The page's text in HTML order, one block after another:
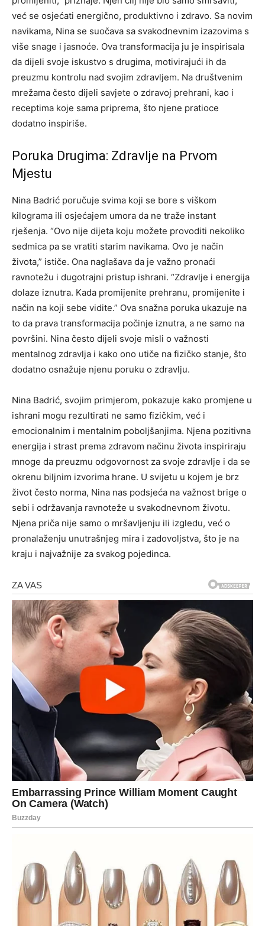
već se osjećati energično, produktivno i zdravo. Sa novim
navikama, Nina se suočava sa svakodnevnim izazovima s
više snage i jasnoće. Ova transformacija ju je inspirisala
da dijeli svoje iskustvo s drugima, motivirajući ih da
preuzmu kontrolu nad svojim zdravljem. Na društvenim
mrežama često dijeli savjete o zdravoj prehrani, kao i
receptima koje sama priprema, što njene pratioce
dodatno inspiriše.
Poruka Drugima: Zdravlje na Prvom
Mjestu
Nina Badrić poručuje svima koji se bore s viškom
kilograma ili osjećajem umora da ne traže instant
rješenja. “Ovo nije dijeta koju možete provoditi nekoliko
sedmica pa se vratiti starim navikama. Ovo je način
života,” ističe. Ona naglašava da je važno pronaći
ravnotežu i dugotrajni pristup ishrani. “Zdravlje i energija
dolaze iznutra. Kada promijenite prehranu, promijenite i
način na koji sebe vidite.” Ova snažna poruka ukazuje na
to da prava transformacija počinje iznutra, a ne samo na
površini. Nina često dijeli svoje misli o važnosti
mentalnog zdravlja i kako ono utiče na fizičko stanje, što
dodatno osnažuje njenu poruku o zdravlju.
Nina Badrić, svojim primjerom, pokazuje kako promjene u
ishrani mogu rezultirati ne samo fizičkim, već i
emocionalnim i mentalnim poboljšanjima. Njena pozitivna
energija i strast prema zdravom načinu života inspiriraju
mnoge da preuzmu odgovornost za svoje zdravlje i da se
okrenu biljnim izvorima hrane. U svijetu u kojem je brz
život često norma, Nina nas podsjeća na važnost brige o
sebi i održavanja ravnoteže u svakodnevnom životu.
Njena priča nije samo o mršavljenju ili izgledu, već o
pronalaženju unutrašnjeg mira i zadovoljstva, što je na
kraju i najvažnije za svakog pojedinca.